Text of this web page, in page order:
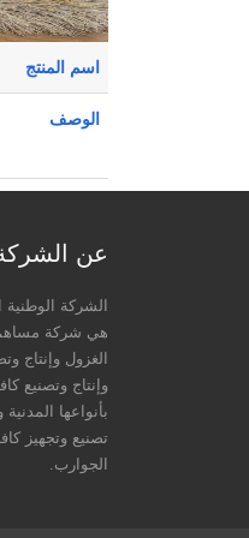
اسم المنتج
الوصف
عن
الشركة
الغزول وإنتاج
وإنتاج وتصنيع
بأنواعها
تصنيع وتجهيز
الجوارب.